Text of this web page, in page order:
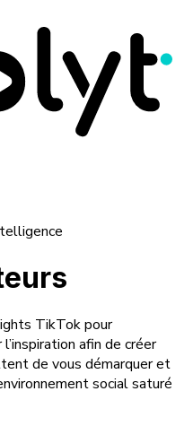
TikTok pour
afin de créer
de vous démarquer et
social saturé